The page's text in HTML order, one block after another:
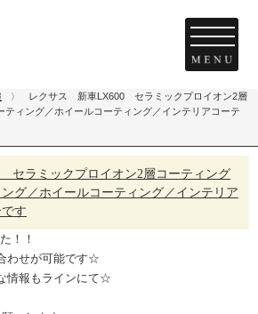
〉
レクサス 新車LX600 セラミックプロイオン2層
ティング／ホイールコーティング／インテリアコーテ
グ／ホイールコーティング／インテリア
す
！！
わせが可能です☆
情報もラインにて☆